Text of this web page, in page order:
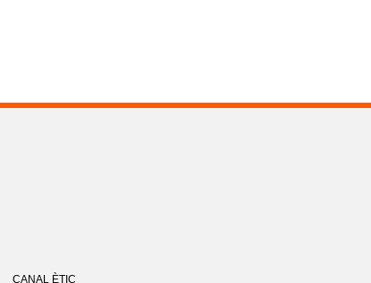
CANAL ÈTIC